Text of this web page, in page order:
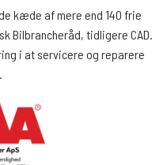
kæde af mere end 140 frie
Bilbrancheråd, tidligere CAD.
i at servicere og reparere